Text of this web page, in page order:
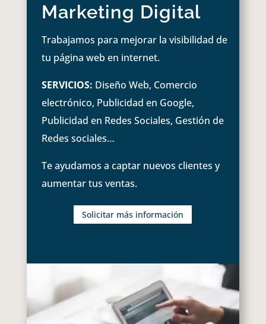
Marketing Digital
Trabajamos para mejorar la visibilidad de
tu página web en internet.
SERVICIOS: Diseño Web, Comercio
electrónico, Publicidad en Google,
Publicidad en Redes Sociales, Gestión de
Redes sociales…
Te ayudamos a captar nuevos clientes y
aumentar tus ventas.
Solicitar más información